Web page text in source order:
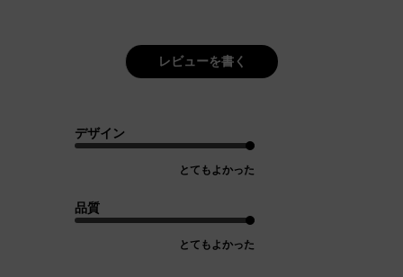
レビューを書く
デザイン
とてもよかった
品質
とてもよかった